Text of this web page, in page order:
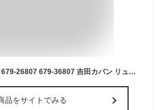
ポーター シェル デイパック 679-26807 679-36807 吉田カバン リュック ビジネスリュック リュックサック レディース ブランド 大人 通勤 軽量 小さめ おしゃれ A4 PORTER
品をサイトでみる